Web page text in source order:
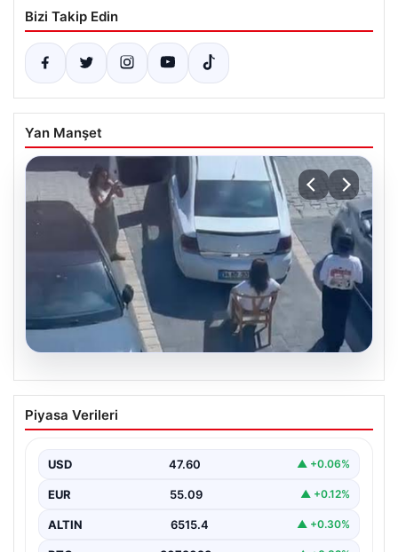
Bizi Takip Edin
Yan Manşet
Yalova’da Kafenin Önünde Park İhlali
Komik ve Gergin Anlara Sahne Oldu
Mahallesi Ufuk Sokak’ta bulunan bir kafede çalışan…
Piyasa Verileri
USD 47.60 ▲ +0.06%
EUR 55.09 ▲ +0.12%
ALTIN 6515.4 ▲ +0.30%